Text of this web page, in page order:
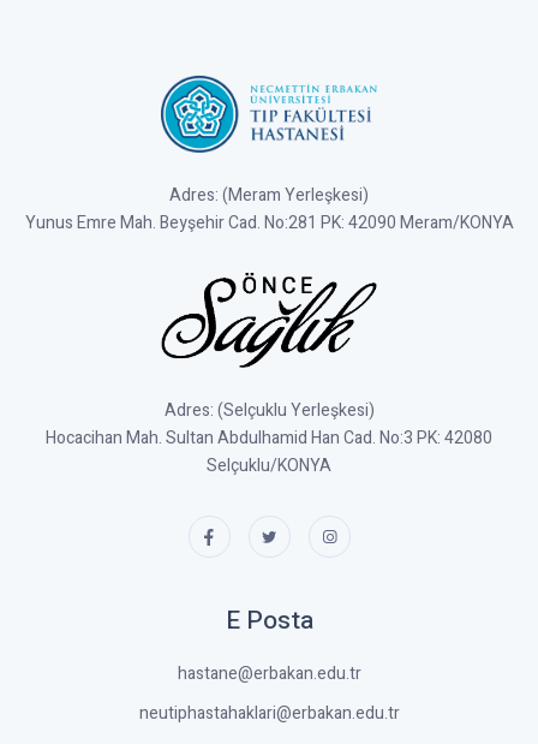
Adres: (Meram Yerleşkesi)
Yunus Emre Mah. Beyşehir Cad. No:281 PK: 42090 Meram/KONYA
Adres: (Selçuklu Yerleşkesi)
Hocacihan Mah. Sultan Abdulhamid Han Cad. No:3 PK: 42080
Selçuklu/KONYA
E Posta
hastane@erbakan.edu.tr
neutiphastahaklari@erbakan.edu.tr